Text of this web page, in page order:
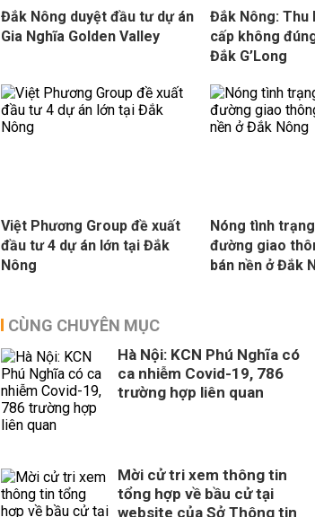
Đắk Nông duyệt đầu tư dự án
Gia Nghĩa Golden Valley
Đắk Nông: Thu
cấp không
Đắk G’Long
Việt Phương Group đề xuất
đầu tư 4 dự án lớn tại Đắk
Nông
Nóng tình
đường giao
bán nền ở Đắk
CÙNG CHUYÊN MỤC
Hà Nội: KCN Phú Nghĩa có
ca nhiễm Covid-19, 786
trường hợp liên quan
Mời cử tri xem thông tin
tổng hợp về bầu cử tại
website của Sở Thông tin